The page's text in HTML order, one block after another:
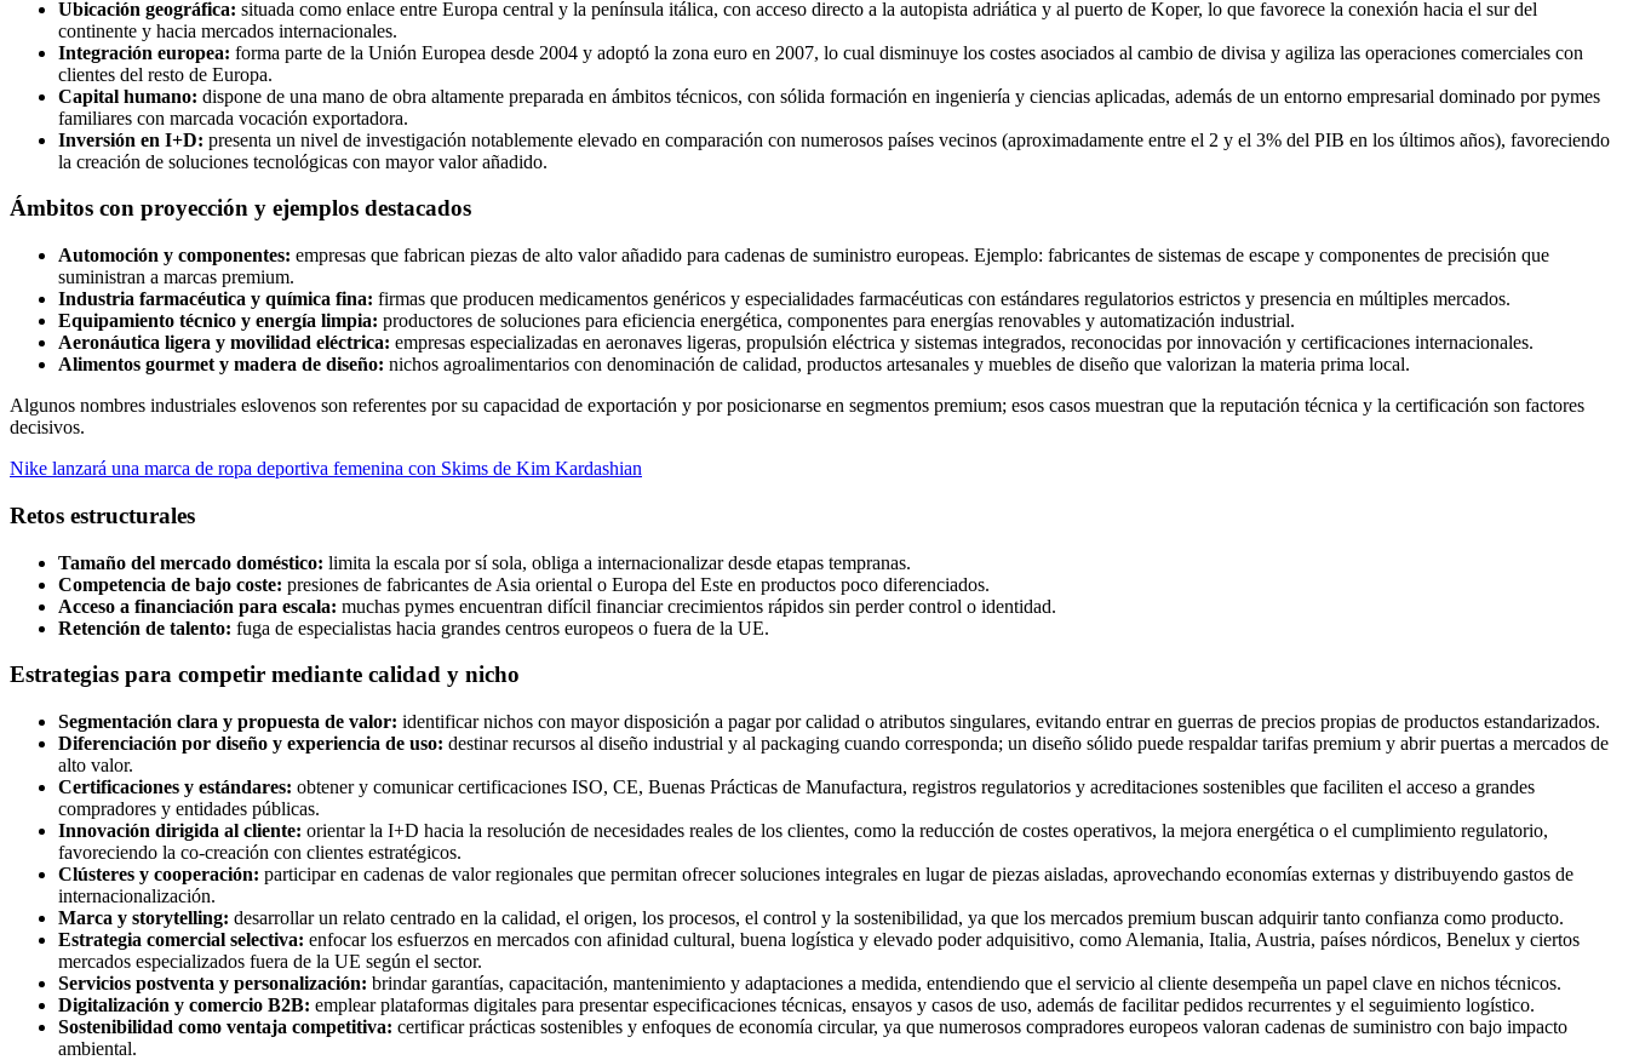
Ubicación geográfica: situada como enlace entre Europa central y la península itálica, con acceso directo a la autopista adriática y al puerto de Koper, lo que favorece la conexión hacia el sur del
continente y hacia mercados internacionales.
Integración europea: forma parte de la Unión Europea desde 2004 y adoptó la zona euro en 2007, lo cual disminuye los costes asociados al cambio de divisa y agiliza las operaciones comerciales con
clientes del resto de Europa.
Capital humano: dispone de una mano de obra altamente preparada en ámbitos técnicos, con sólida formación en ingeniería y ciencias aplicadas, además de un entorno empresarial dominado por pymes
familiares con marcada vocación exportadora.
Inversión en I+D: presenta un nivel de investigación notablemente elevado en comparación con numerosos países vecinos (aproximadamente entre el 2 y el 3% del PIB en los últimos años), favoreciendo
la creación de soluciones tecnológicas con mayor valor añadido.
Ámbitos con proyección y ejemplos destacados
Automoción y componentes: empresas que fabrican piezas de alto valor añadido para cadenas de suministro europeas. Ejemplo: fabricantes de sistemas de escape y componentes de precisión que
suministran a marcas premium.
Industria farmacéutica y química fina: firmas que producen medicamentos genéricos y especialidades farmacéuticas con estándares regulatorios estrictos y presencia en múltiples mercados.
Equipamiento técnico y energía limpia: productores de soluciones para eficiencia energética, componentes para energías renovables y automatización industrial.
Aeronáutica ligera y movilidad eléctrica: empresas especializadas en aeronaves ligeras, propulsión eléctrica y sistemas integrados, reconocidas por innovación y certificaciones internacionales.
Alimentos gourmet y madera de diseño: nichos agroalimentarios con denominación de calidad, productos artesanales y muebles de diseño que valorizan la materia prima local.
Algunos nombres industriales eslovenos son referentes por su capacidad de exportación y por posicionarse en segmentos premium; esos casos muestran que la reputación técnica y la certificación son factores
decisivos.
Nike lanzará una marca de ropa deportiva femenina con Skims de Kim Kardashian
Retos estructurales
Tamaño del mercado doméstico: limita la escala por sí sola, obliga a internacionalizar desde etapas tempranas.
Competencia de bajo coste: presiones de fabricantes de Asia oriental o Europa del Este en productos poco diferenciados.
Acceso a financiación para escala: muchas pymes encuentran difícil financiar crecimientos rápidos sin perder control o identidad.
Retención de talento: fuga de especialistas hacia grandes centros europeos o fuera de la UE.
Estrategias para competir mediante calidad y nicho
Segmentación clara y propuesta de valor: identificar nichos con mayor disposición a pagar por calidad o atributos singulares, evitando entrar en guerras de precios propias de productos estandarizados.
Diferenciación por diseño y experiencia de uso: destinar recursos al diseño industrial y al packaging cuando corresponda; un diseño sólido puede respaldar tarifas premium y abrir puertas a mercados de
alto valor.
Certificaciones y estándares: obtener y comunicar certificaciones ISO, CE, Buenas Prácticas de Manufactura, registros regulatorios y acreditaciones sostenibles que faciliten el acceso a grandes
compradores y entidades públicas.
Innovación dirigida al cliente: orientar la I+D hacia la resolución de necesidades reales de los clientes, como la reducción de costes operativos, la mejora energética o el cumplimiento regulatorio,
favoreciendo la co-creación con clientes estratégicos.
Clústeres y cooperación: participar en cadenas de valor regionales que permitan ofrecer soluciones integrales en lugar de piezas aisladas, aprovechando economías externas y distribuyendo gastos de
internacionalización.
Marca y storytelling: desarrollar un relato centrado en la calidad, el origen, los procesos, el control y la sostenibilidad, ya que los mercados premium buscan adquirir tanto confianza como producto.
Estrategia comercial selectiva: enfocar los esfuerzos en mercados con afinidad cultural, buena logística y elevado poder adquisitivo, como Alemania, Italia, Austria, países nórdicos, Benelux y ciertos
mercados especializados fuera de la UE según el sector.
Servicios postventa y personalización: brindar garantías, capacitación, mantenimiento y adaptaciones a medida, entendiendo que el servicio al cliente desempeña un papel clave en nichos técnicos.
Digitalización y comercio B2B: emplear plataformas digitales para presentar especificaciones técnicas, ensayos y casos de uso, además de facilitar pedidos recurrentes y el seguimiento logístico.
Sostenibilidad como ventaja competitiva: certificar prácticas sostenibles y enfoques de economía circular, ya que numerosos compradores europeos valoran cadenas de suministro con bajo impacto
ambiental.